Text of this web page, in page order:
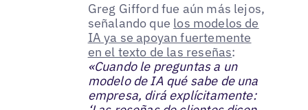
Greg Gifford fue aún más lejos,
señalando que los modelos de
IA ya se apoyan fuertemente
en el texto de las reseñas:
«Cuando le preguntas a un
modelo de IA qué sabe de una
empresa, dirá explícitamente: